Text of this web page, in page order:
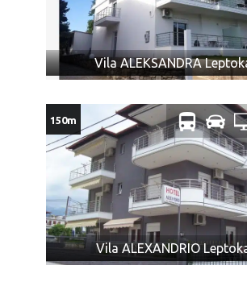
prevoz):
Novi Sad: odrasli 80€, deca do 12
Beograd: odrasli 70€, deca do 12
Niš: odrasli 65€, deca do 12 godina
NAPOMENA za autobuski prevoz:
U slučaju da dva ili više putnika koji
polaze iz različitih mesta, agencija ne
da će prevoz biti obavljen istim
da će sedeti zajedno.
Promene mesta ulaska putnika
dana pre datuma polaska i ne mogu
odustanka putnika od aranžmana.
Vila ALEKSANDRA
Vila ALEXANDRIO
150m